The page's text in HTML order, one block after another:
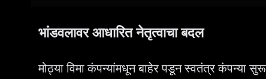
भांडवलावर आधारित नेतृत्वाचा बदल
मोठ्या विमा कंपन्यांमधून बाहेर पडून स्वतंत्र कंपन्या